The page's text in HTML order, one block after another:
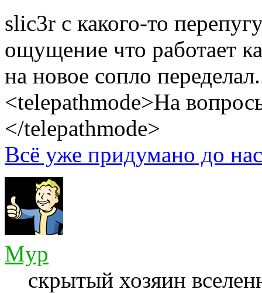
slic3r с какого-то
ощущение что работает
на новое сопло
<telepathmode>На
</telepathmode>
Всё уже придумано до
Myp
скрытый хозяин